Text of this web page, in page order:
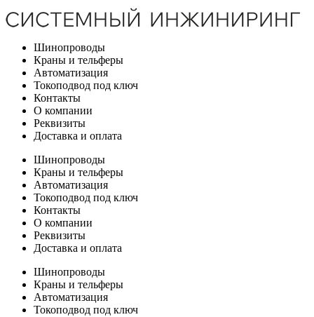
Шинопроводы
Краны и тельферы
Автоматизация
Токоподвод под ключ
Контакты
О компании
Реквизиты
Доставка и оплата
Шинопроводы
Краны и тельферы
Автоматизация
Токоподвод под ключ
Контакты
О компании
Реквизиты
Доставка и оплата
Шинопроводы
Краны и тельферы
Автоматизация
Токоподвод под ключ